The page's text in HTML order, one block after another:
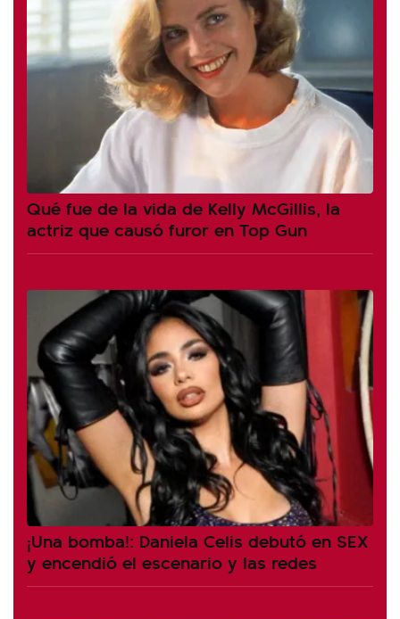
Qué fue de la vida de Kelly McGillis, la
actriz que causó furor en Top Gun
¡Una bomba!: Daniela Celis debutó en SEX
y encendió el escenario y las redes